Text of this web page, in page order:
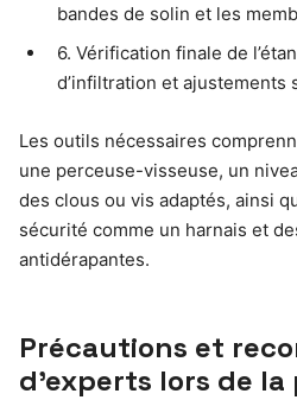
bandes de solin et les
6. Vérification finale de
d’infiltration et ajustements
Les outils nécessaires
une perceuse-visseuse, un
des clous ou vis adaptés, ainsi
sécurité comme un harnais et
antidérapantes.
Précautions et
d’experts lors de la